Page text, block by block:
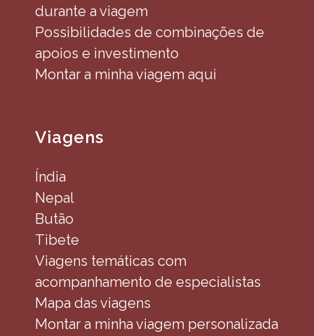
durante a viagem
Possibilidades de combinações de
apoios e investimento
Montar a minha viagem aqui
Viagens
Índia
Nepal
Butão
Tibete
Viagens temáticas com
acompanhamento de especialistas
Mapa das viagens
Montar a minha viagem personalizada